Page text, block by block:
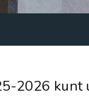
2026